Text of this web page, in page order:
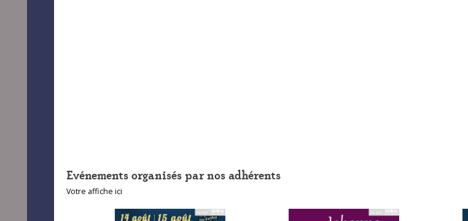
Evénements organisés par nos adhérents
Votre affiche ici